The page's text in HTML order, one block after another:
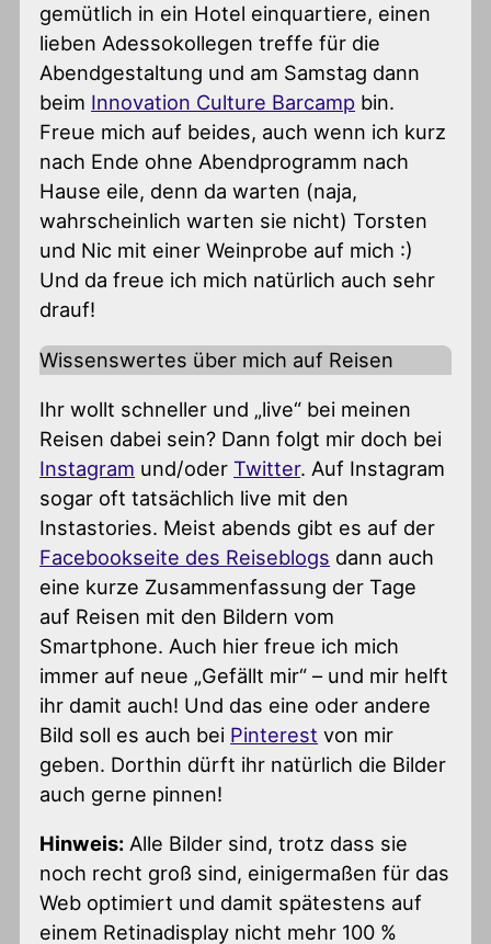
gemütlich in ein Hotel einquartiere, einen
lieben Adessokollegen treffe für die
Abendgestaltung und am Samstag dann
beim Innovation Culture Barcamp bin.
Freue mich auf beides, auch wenn ich kurz
nach Ende ohne Abendprogramm nach
Hause eile, denn da warten (naja,
wahrscheinlich warten sie nicht) Torsten
und Nic mit einer Weinprobe auf mich :)
Und da freue ich mich natürlich auch sehr
drauf!
Wissenswertes über mich auf Reisen
Ihr wollt schneller und „live“ bei meinen
Reisen dabei sein? Dann folgt mir doch bei
Instagram und/oderTwitter. Auf Instagram
sogar oft tatsächlich live mit den
Instastories. Meist abends gibt es auf der
Facebookseite des Reiseblogs dann auch
eine kurze Zusammenfassung der Tage
auf Reisen mit den Bildern vom
Smartphone. Auch hier freue ich mich
immer auf neue „Gefällt mir“ – und mir helft
ihr damit auch! Und das eine oder andere
Bild soll es auch bei Pinterest von mir
geben. Dorthin dürft ihr natürlich die Bilder
auch gerne pinnen!
Hinweis: Alle Bilder sind, trotz dass sie
noch recht groß sind, einigermaßen für das
Web optimiert und damit spätestens auf
einem Retinadisplay nicht mehr 100 %